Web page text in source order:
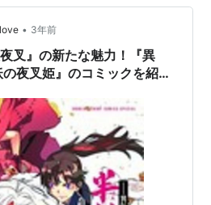
らない間に巻数が増えてたので
ンク 一期はアニメ面白かったか
ら何かマンネリ化して飽きてし
に最終回…
• 3年前
叉』の新たな魅力！『異
夜叉姫』のコミックを紹介